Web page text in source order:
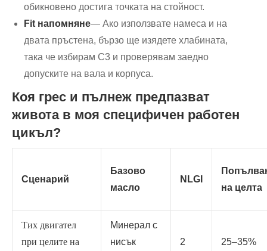
обикновено достига точката на стойност.
Fit напомняне— Ако използвате намеса и на
двата пръстена, бързо ще изядете хлабината,
така че избирам C3 и проверявам заедно
допуските на вала и корпуса.
Коя грес и пълнеж предпазват
живота в моя специфичен работен
цикъл?
Сценарий
Базово
масло
NLGI
на целта
Тих двигател
при целите на
Минерал с
нисък
2 25–35%